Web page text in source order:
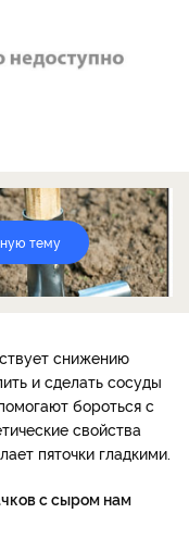
тему
снижению
и сделать сосуды
бороться с
свойства
пяточки гладкими.
с сыром нам